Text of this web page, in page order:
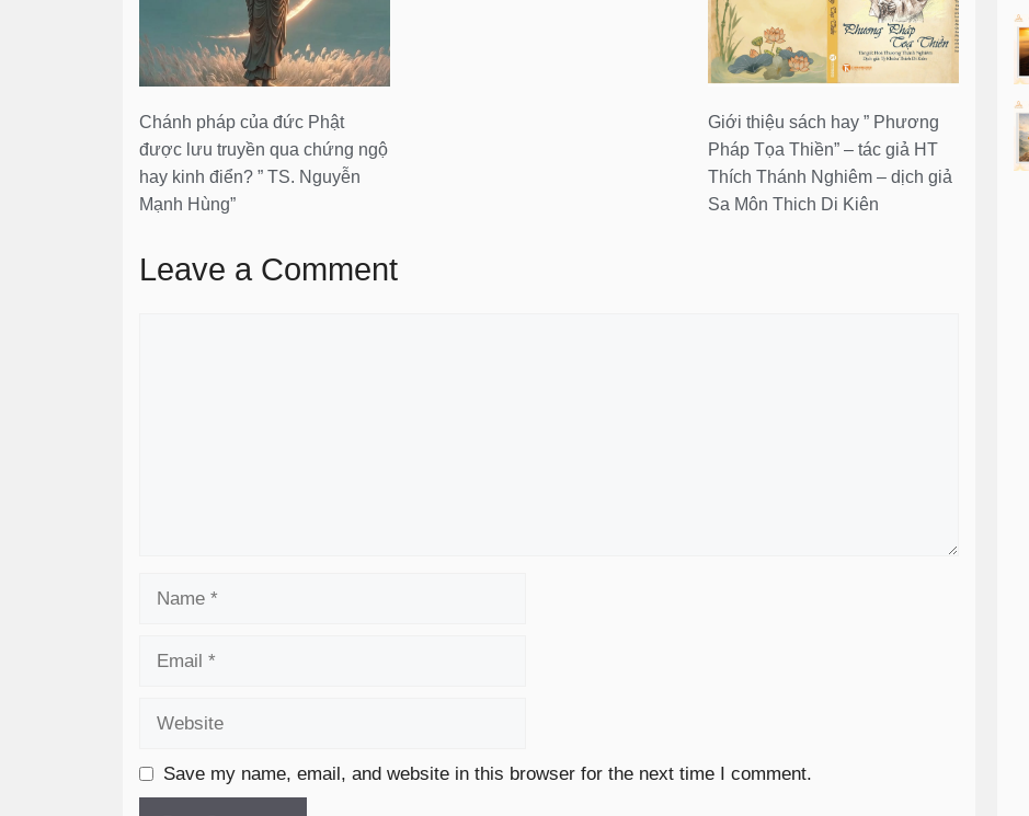
Chánh pháp của đức Phật
được lưu truyền qua chứng ngộ
hay kinh điển? ” TS. Nguyễn
Mạnh Hùng”
Giới thiệu sách hay ” Phương
Pháp Tọa Thiền” – tác giả HT
Thích Thánh Nghiêm – dịch giả
Sa Môn Thich Di Kiên
Leave a Comment
Save my name, email, and website in this browser for the next time I comment.